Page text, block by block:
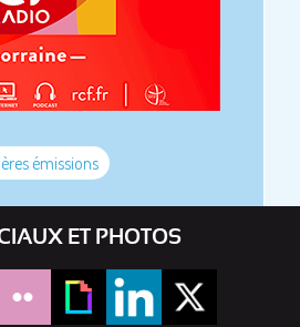
émissions
ET PHOTOS